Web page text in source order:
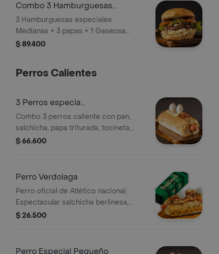
Combo 3 Hamburguesas
Especiales + 3 Papas + 1 Gaseosa
400ml
3 Hamburguesas especiales
Medianas + 3 papas + 1 Gaseosa
400ml
$ 89.400
Perros Calientes
3 Perros especia
peque+gaseosa pet 400ml
Combo 3 perros caliente con pan,
salchicha, papa triturada, tocineta,
queso mozzarella, huevos de
$ 66.600
Perro Verdolaga
Perro oficial de Atlético nacional,
Espectacular salchicha berlinesa,
suave pan con ajonjolí negro‚ queso
espectacular cebolla puerro, nuestra
$ 26.500
Perro Especial Pequeño